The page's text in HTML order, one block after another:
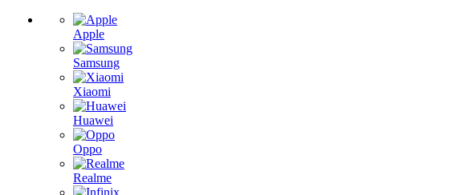
Apple
Samsung
Xiaomi
Huawei
Oppo
Realme